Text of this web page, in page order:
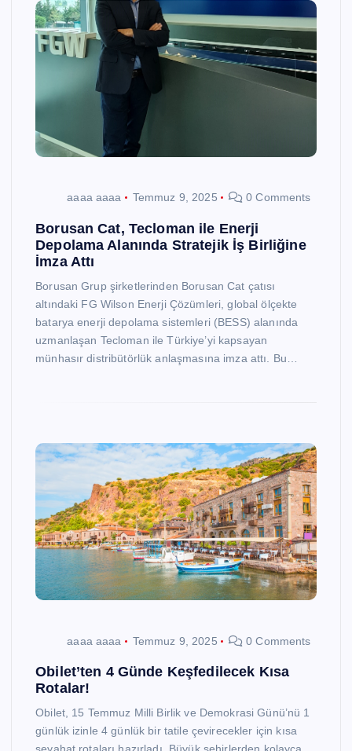
aaaa aaaa Temmuz 9, 2025 0 Comments
Borusan Cat, Tecloman ile Enerji
Depolama Alanında Stratejik İş Birliğine
İmza Attı
Borusan Grup şirketlerinden Borusan Cat çatısı
altındaki FG Wilson Enerji Çözümleri, global ölçekte
batarya enerji depolama sistemleri (BESS) alanında
uzmanlaşan Tecloman ile Türkiye’yi kapsayan
münhasır distribütörlük anlaşmasına imza attı. Bu…
aaaa aaaa Temmuz 9, 2025 0 Comments
Obilet’ten 4 Günde Keşfedilecek Kısa
Rotalar!
Obilet, 15 Temmuz Milli Birlik ve Demokrasi Günü’nü 1
günlük izinle 4 günlük bir tatile çevirecekler için kısa